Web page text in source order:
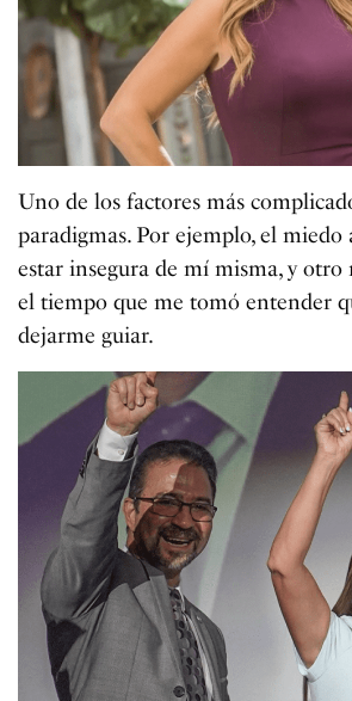
Uno de los factores más
paradigmas. Por ejemplo, el miedo
estar insegura de mí misma, y
el tiempo que me tomó entender
dejarme guiar.